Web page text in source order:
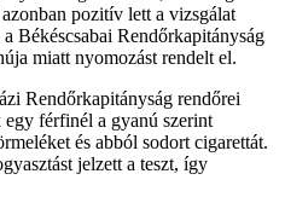
pozitív lett a vizsgálat
Békéscsabai Rendőrkapitányság
miatt nyomozást rendelt el.
Rendőrkapitányság rendőrei
férfinél a gyanú szerint
és abból sodort cigarettát.
jelzett a teszt, így